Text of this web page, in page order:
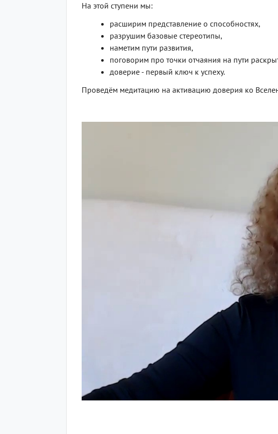
На этой ступени мы:
расширим представление о способностях,
разрушим базовые стереотипы,
наметим пути развития,
поговорим про точки отчаяния на пути
доверие - первый ключ к успеху.
Проведём медитацию на активацию доверия ко